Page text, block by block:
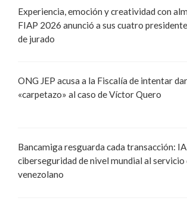
Experiencia, emoción y creatividad con
FIAP 2026 anunció a sus cuatro
de jurado
ONG JEP acusa a la Fiscalía de intentar
«carpetazo» al caso de Víctor Quero
Bancamiga resguarda cada transacción:
ciberseguridad de nivel mundial al servicio
venezolano